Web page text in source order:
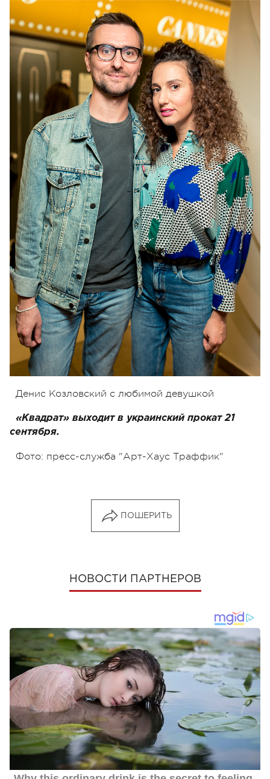
Денис Козловский с любимой девушкой
«Квадрат» выходит в украинский прокат 21
сентября.
Фото: пресс-служба "Арт-Хаус Траффик"
ПОШЕРИТЬ
НОВОСТИ ПАРТНЕРОВ